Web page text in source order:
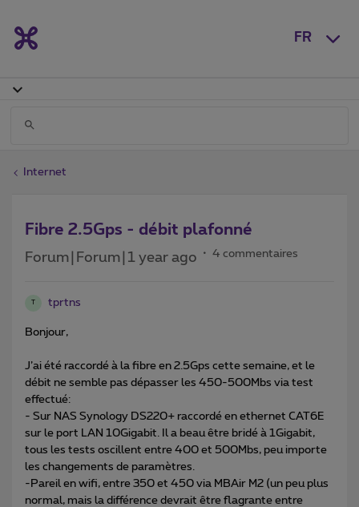
FR
Internet
Fibre 2.5Gps - débit plafonné
Forum|Forum|1 year ago 4 commentaires
tprtns
Bonjour,
J’ai été raccordé à la fibre en 2.5Gps cette semaine, et le
débit ne semble pas dépasser les 450-500Mbs via test
effectué:
- Sur NAS Synology DS220+ raccordé en ethernet CAT6E
sur le port LAN 10Gigabit. Il a beau être bridé à 1Gigabit,
tous les tests oscillent entre 400 et 500Mbs, peu importe
les changements de paramètres.
-Pareil en wifi, entre 350 et 450 via MBAir M2 (un peu plus
normal, mais la différence devrait être flagrante entre